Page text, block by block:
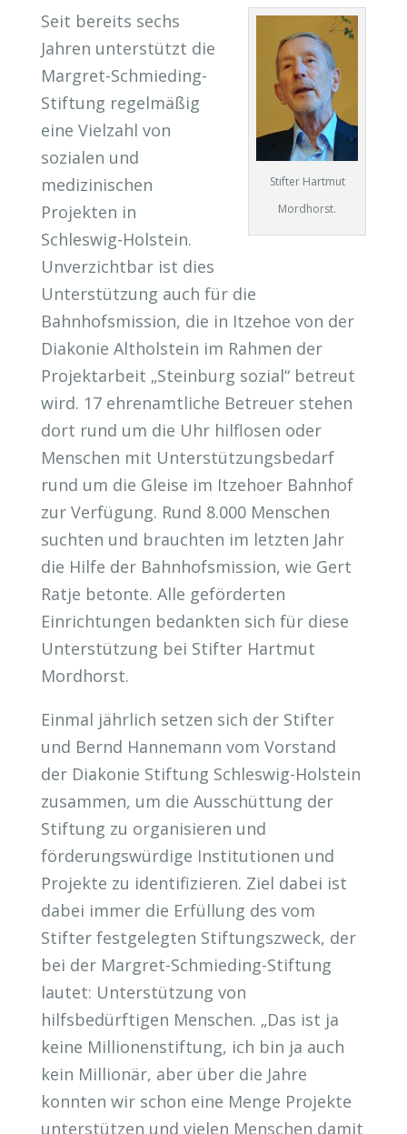
Stifter Hartmut
Mordhorst.
Seit bereits sechs
Jahren unterstützt die
Margret-Schmieding-
Stiftung regelmäßig
eine Vielzahl von
sozialen und
medizinischen
Projekten in
Schleswig-Holstein.
Unverzichtbar ist dies
Unterstützung auch für die
Bahnhofsmission, die in Itzehoe von der
Diakonie Altholstein im Rahmen der
Projektarbeit „Steinburg sozial“ betreut
wird. 17 ehrenamtliche Betreuer stehen
dort rund um die Uhr hilflosen oder
Menschen mit Unterstützungsbedarf
rund um die Gleise im Itzehoer Bahnhof
zur Verfügung. Rund 8.000 Menschen
suchten und brauchten im letzten Jahr
die Hilfe der Bahnhofsmission, wie Gert
Ratje betonte. Alle geförderten
Einrichtungen bedankten sich für diese
Unterstützung bei Stifter Hartmut
Mordhorst.
Einmal jährlich setzen sich der Stifter
und Bernd Hannemann vom Vorstand
der Diakonie Stiftung Schleswig-Holstein
zusammen, um die Ausschüttung der
Stiftung zu organisieren und
förderungswürdige Institutionen und
Projekte zu identifizieren. Ziel dabei ist
dabei immer die Erfüllung des vom
Stifter festgelegten Stiftungszweck, der
bei der Margret-Schmieding-Stiftung
lautet: Unterstützung von
hilfsbedürftigen Menschen. „Das ist ja
keine Millionenstiftung, ich bin ja auch
kein Millionär, aber über die Jahre
konnten wir schon eine Menge Projekte
unterstützen und vielen Menschen damit